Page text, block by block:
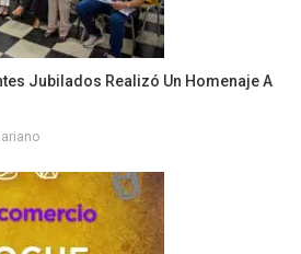
Jubilados Realizó Un Homenaje A